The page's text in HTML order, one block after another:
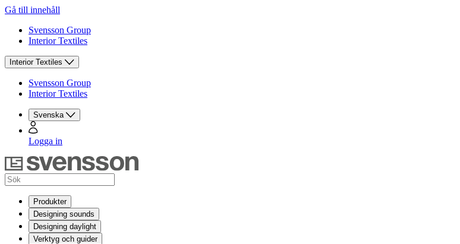
Gå till innehåll
Svensson Group
Interior Textiles
Interior Textiles
Svensson Group
Interior Textiles
Svenska
Logga in
Produkter
Designing sounds
Designing daylight
Verktyg och guider